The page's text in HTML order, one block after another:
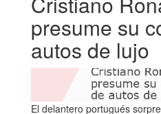
presume su
autos de lujo
El delantero portugués